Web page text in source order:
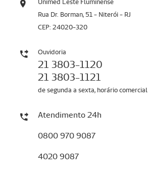
Unimed Leste Fluminense
Rua Dr. Borman, 51 - Niterói - RJ
CEP: 24020-320
Ouvidoria
21 3803-1120
21 3803-1121
de segunda a sexta, horário comercial
Atendimento 24h
0800 970 9087
4020 9087